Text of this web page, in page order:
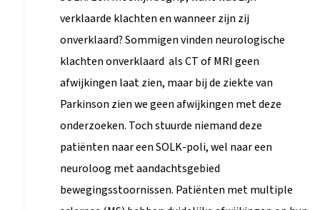
verklaarde klachten en wanneer zijn zij
onverklaard? Sommigen vinden neurologische
klachten onverklaard als CT of MRI geen
afwijkingen laat zien, maar bij de ziekte van
Parkinson zien we geen afwijkingen met deze
onderzoeken. Toch stuurde niemand deze
patiënten naar een SOLK-poli, wel naar een
neuroloog met aandachtsgebied
bewegingsstoornissen. Patiënten met multiple